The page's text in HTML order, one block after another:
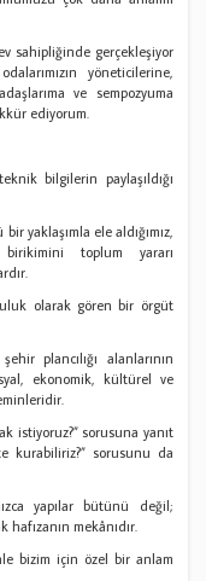
sahipliğinde gerçekleşiyor
yöneticilerine,
ve sempozyuma
ediyorum.
bilgilerin paylaşıldığı
yaklaşımla ele aldığımız,
toplum yararı
olarak gören bir örgüt
plancılığı alanlarının
ekonomik, kültürel ve
istiyoruz?” sorusuna yanıt
kurabiliriz?” sorusunu da
yapılar bütünü değil;
mekânıdır.
bizim için özel bir anlam